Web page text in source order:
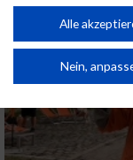
Performance von
Kombinationen von
von Inhalten.
Daten können
Website/App.
Partnerliste
Alle
Nein,